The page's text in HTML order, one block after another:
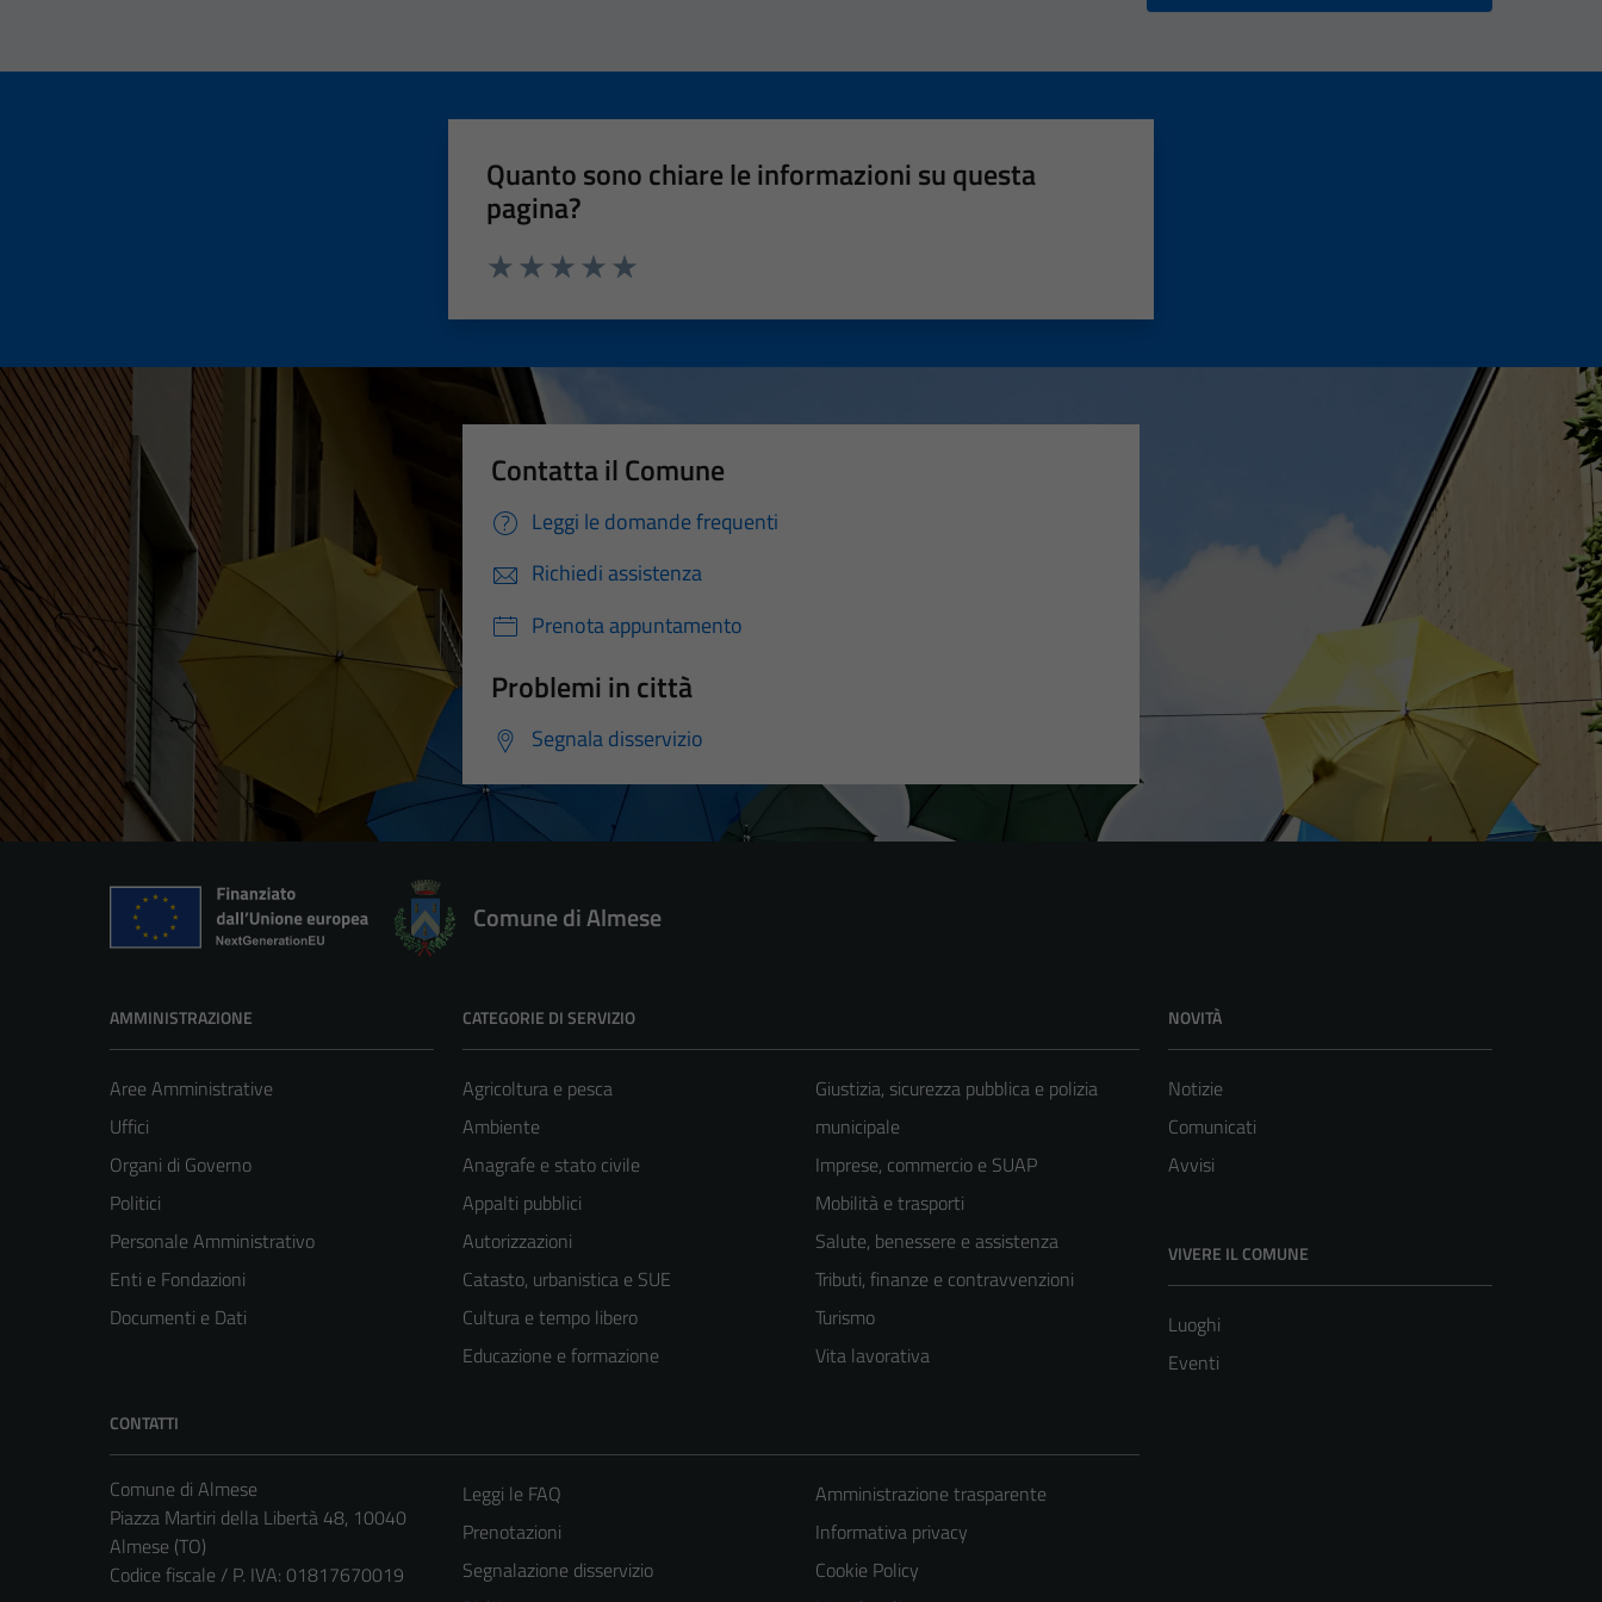
Quanto sono chiare le informazioni su questa
pagina?
Contatta il Comune
Leggi le domande frequenti
Richiedi assistenza
Prenota appuntamento
Problemi in città
Segnala disservizio
Comune di Almese
AMMINISTRAZIONE
Aree Amministrative
Uffici
Organi di Governo
Politici
Personale Amministrativo
Enti e Fondazioni
Documenti e Dati
CATEGORIE DI SERVIZIO
Agricoltura e pesca
Ambiente
Anagrafe e stato civile
Appalti pubblici
Autorizzazioni
Catasto, urbanistica e SUE
Cultura e tempo libero
Educazione e formazione
Giustizia, sicurezza pubblica e polizia
municipale
Imprese, commercio e SUAP
Mobilità e trasporti
Salute, benessere e assistenza
Tributi, finanze e contravvenzioni
Turismo
Vita lavorativa
NOVITÀ
Notizie
Comunicati
Avvisi
VIVERE IL COMUNE
Luoghi
Eventi
CONTATTI
Comune di Almese
Piazza Martiri della Libertà 48, 10040
Almese (TO)
Codice fiscale / P. IVA: 01817670019
Leggi le FAQ
Prenotazioni
Segnalazione disservizio
Amministrazione trasparente
Informativa privacy
Cookie Policy